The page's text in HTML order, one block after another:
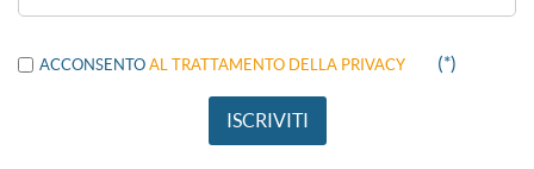
ACCONSENTO AL TRATTAMENTO DELLA PRIVACY (*)